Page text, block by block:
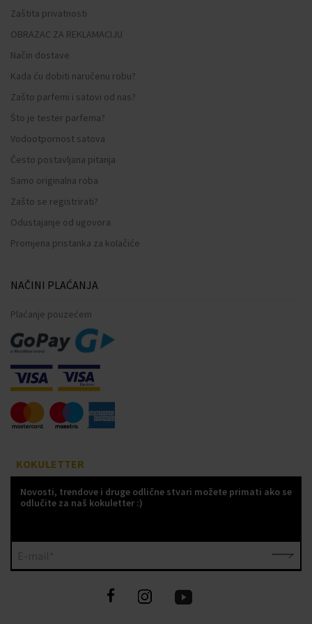
Zaštita privatnosti
OBRAZAC ZA REKLAMACIJU
Način dostave
Kada ću dobiti naručenu robu?
Zašto parfemi i satovi od nas?
Što je tester parfema?
Vodootpornost satova
Često postavljana pitanja
Samo originalna roba
Zašto se registrirati?
Odustajanje od ugovora
Promjena pristanka za kolačiće
NAČINI PLAĆANJA
Plaćanje pouzećem
KOKULETTER
Novosti, trendove i druge odlične stvari možete primati ako se
odlučite za naš kokuletter :)